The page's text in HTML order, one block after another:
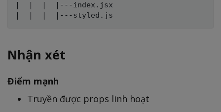
|  |  |  |---index.jsx
Nhận xét
Điểm mạnh
Truyền được props linh hoạt